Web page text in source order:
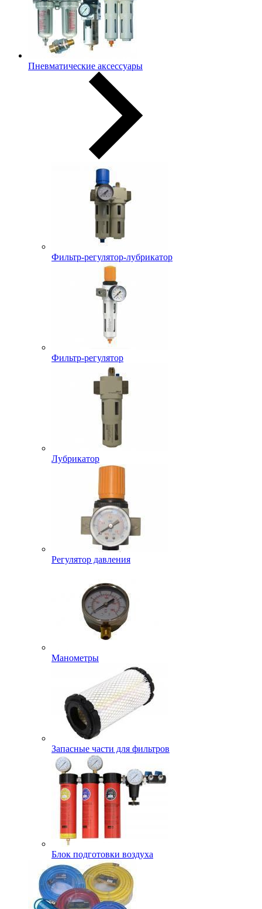
Пневматические аксессуары
Фильтр-регулятор-лубрикатор
Фильтр-регулятор
Лубрикатор
Регулятор давления
Манометры
Запасные части для фильтров
Блок подготовки воздуха